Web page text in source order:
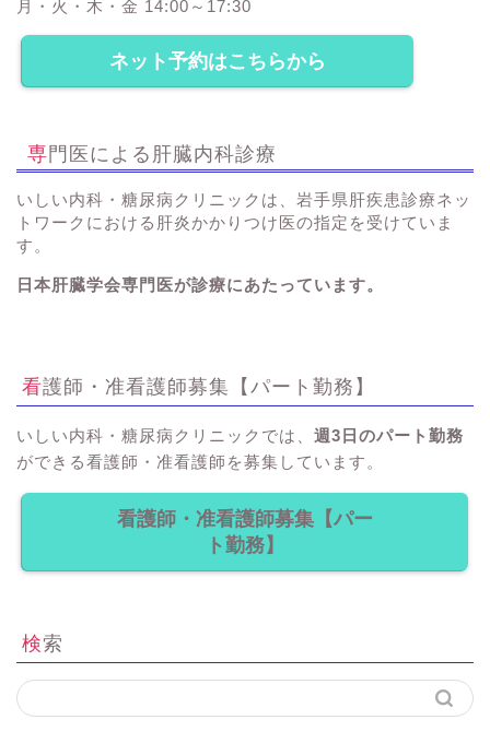
月・火・木・金 14:00～17:30
ネット予約はこちらから
専門医による肝臓内科診療
いしい内科・糖尿病クリニックは、岩手県肝疾患診療ネッ
トワークにおける肝炎かかりつけ医の指定を受けていま
す。
日本肝臓学会専門医が診療にあたっています。
看護師・准看護師募集【パート勤務】
いしい内科・糖尿病クリニックでは、 週3日のパート勤務
ができる看護師・准看護師を募集しています。
看護師・准看護師募集【パー
ト勤務】
検索